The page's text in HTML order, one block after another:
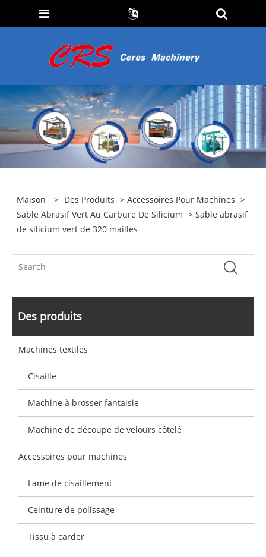
Maison > Des Produits >Accessoires Pour Machines >
Sable Abrasif Vert Au Carbure De Silicium > Sable abrasif
de silicium vert de 320 mailles
Des produits
Machines textiles
Cisaille
Machine à brosser fantaisie
Machine de découpe de velours côtelé
Accessoires pour machines
Lame de cisaillement
Ceinture de polissage
Tissu à carder